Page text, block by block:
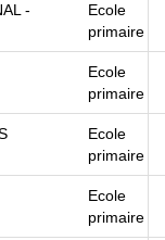
-
Ecole
primaire
Ecole
primaire
Ecole
primaire
Ecole
primaire